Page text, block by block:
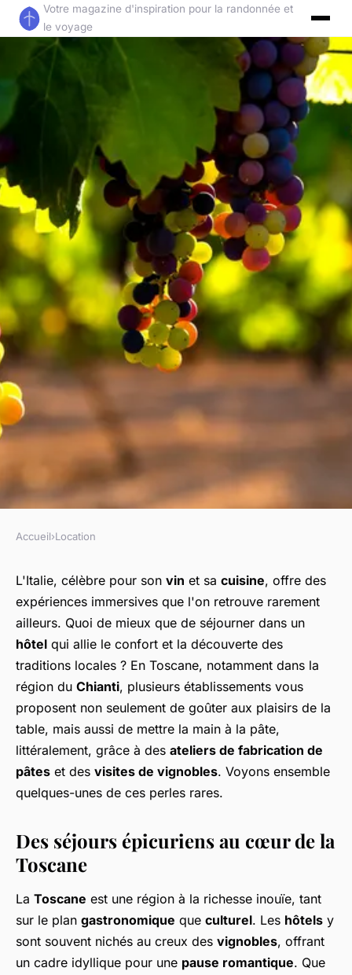
Votre magazine d'inspiration pour la randonnée et
le voyage
Quels hébergements en Italie
proposent des ateliers de
fabrication de pâtes et des
visites de vignobles?
4 min de lecture
Accueil›Location
L'Italie, célèbre pour son vin et sa cuisine, offre des
expériences immersives que l'on retrouve rarement
ailleurs. Quoi de mieux que de séjourner dans un
hôtel qui allie le confort et la découverte des
traditions locales ? En Toscane, notamment dans la
région du Chianti, plusieurs établissements vous
proposent non seulement de goûter aux plaisirs de la
table, mais aussi de mettre la main à la pâte,
littéralement, grâce à des ateliers de fabrication de
pâtes et des visites de vignobles. Voyons ensemble
quelques-unes de ces perles rares.
Des séjours épicuriens au cœur de la
Toscane
La Toscane est une région à la richesse inouïe, tant
sur le plan gastronomique que culturel. Les hôtels y
sont souvent nichés au creux des vignobles, offrant
un cadre idyllique pour une pause romantique. Que